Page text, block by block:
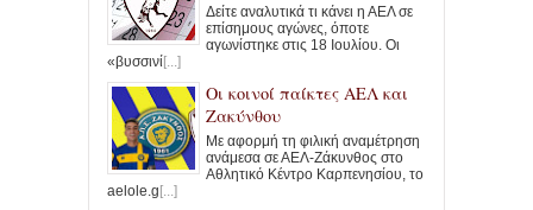
Δείτε αναλυτικά τι κάνει η ΑΕΛ σε
επίσημους αγώνες, όποτε
αγωνίστηκε στις 18 Ιουλίου. Οι
«βυσσινί [...]
Οι κοινοί παίκτες ΑΕΛ και
Ζακύνθου
Με αφορμή τη φιλική αναμέτρηση
ανάμεσα σε ΑΕΛ-Ζάκυνθος στο
Αθλητικό Κέντρο Καρπενησίου, το
aelole.g [...]